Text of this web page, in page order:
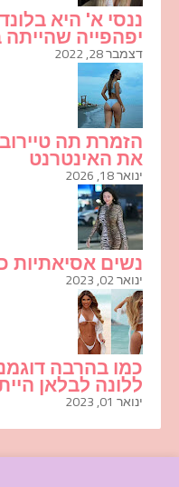
ננסי א' היא
יפהפייה
דצמבר 28, 2022
הזמרת תה
את האינטרנט
ינואר 18, 2026
נשים אסיאתיות
ינואר 02, 2023
כמו בהרבה
ללונה לבלאן
ינואר 01, 2023